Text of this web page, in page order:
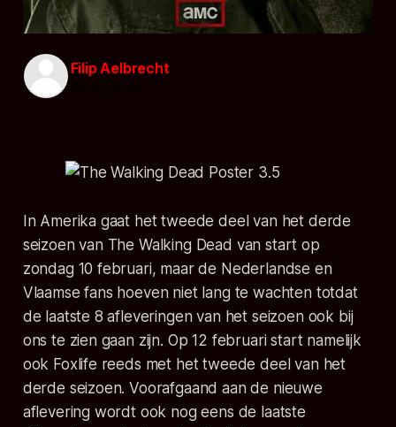
Filip Aelbrecht
In Amerika gaat het tweede deel van het derde
seizoen van The Walking Dead van start op
zondag 10 februari, maar de Nederlandse en
Vlaamse fans hoeven niet lang te wachten totdat
de laatste 8 afleveringen van het seizoen ook bij
ons te zien gaan zijn. Op 12 februari start namelijk
ook Foxlife reeds met het tweede deel van het
derde seizoen. Voorafgaand aan de nieuwe
aflevering wordt ook nog eens de laatste